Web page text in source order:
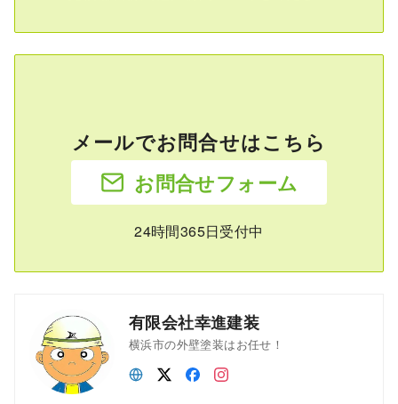
メールでお問合せはこちら
お問合せフォーム
24時間365日受付中
有限会社幸進建装
横浜市の外壁塗装はお任せ！